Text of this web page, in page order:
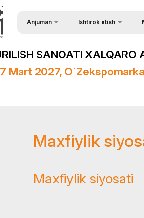
Anjuman
Anjuman natijalari
Ishtirok etish
Ma`ruzachilar ro`yxati
SANOATI XALQARO
Mart 2027,
Maxfiylik
Maxfiylik siyosati